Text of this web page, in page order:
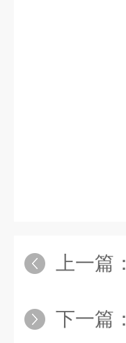
上一篇：
下一篇：